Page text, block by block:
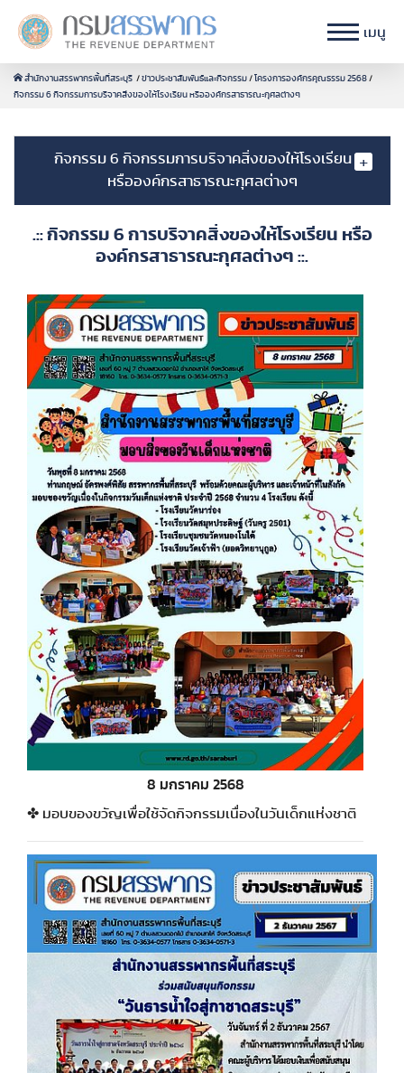
เมนู
สำนักงานสรรพากรพื้นที่สระบุรี ข่าวประชาสัมพันธ์และกิจกรรม
โครงการองค์กรคุณธรรม 2568
กิจกรรม 6 กิจกรรมการบริจาคสิ่งของให้โรงเรียน หรือองค์กรสาธารณะกุศลต่างๆ
กิจกรรม 6 กิจกรรมการบริจาคสิ่งของให้โรงเรียน
หรือองค์กรสาธารณะกุศลต่างๆ
.:: กิจกรรม 6 การบริจาคสิ่งของให้โรงเรียน หรือ
องค์กรสาธารณะกุศลต่างๆ ::.
8 มกราคม 2568
✤ มอบของขวัญเพื่อใช้จัดกิจกรรมเนื่องในวันเด็กแห่งชาติ